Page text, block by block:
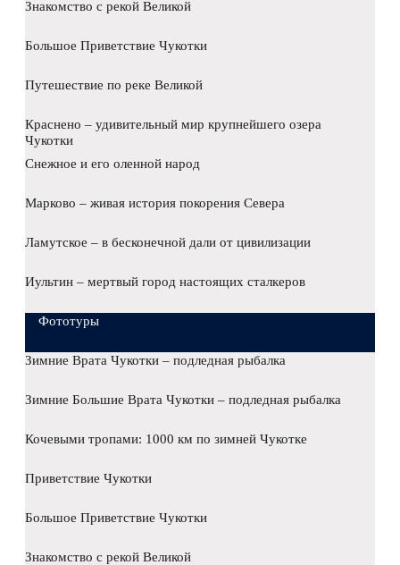
Знакомство с рекой Великой
Большое Приветствие Чукотки
Путешествие по реке Великой
Краснено – удивительный мир крупнейшего озера
Чукотки
Снежное и его оленной народ
Марково – живая история покорения Севера
Ламутское – в бесконечной дали от цивилизации
Иультин – мертвый город настоящих сталкеров
Фототуры
Зимние Врата Чукотки – подледная рыбалка
Зимние Большие Врата Чукотки – подледная рыбалка
Кочевыми тропами: 1000 км по зимней Чукотке
Приветствие Чукотки
Большое Приветствие Чукотки
Знакомство с рекой Великой